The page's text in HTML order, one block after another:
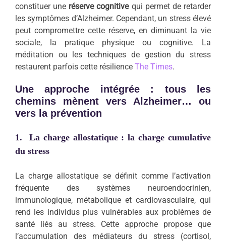
constituer une réserve cognitivequi permet de retarder
les symptômes d’Alzheimer. Cependant, un stress élevé
peut compromettre cette réserve, en diminuant la vie
sociale, la pratique physique ou cognitive. La
méditation ou les techniques de gestion du stress
restaurent parfois cette résilience The Times.
Une approche intégrée : tous les
chemins mènent vers Alzheimer… ou
vers la prévention
1. La charge allostatique : la charge cumulative
du stress
La charge allostatique se définit comme l’activation
fréquente des systèmes neuroendocrinien,
immunologique, métabolique et cardiovasculaire, qui
rend les individus plus vulnérables aux problèmes de
santé liés au stress. Cette approche propose que
l’accumulation des médiateurs du stress (cortisol,